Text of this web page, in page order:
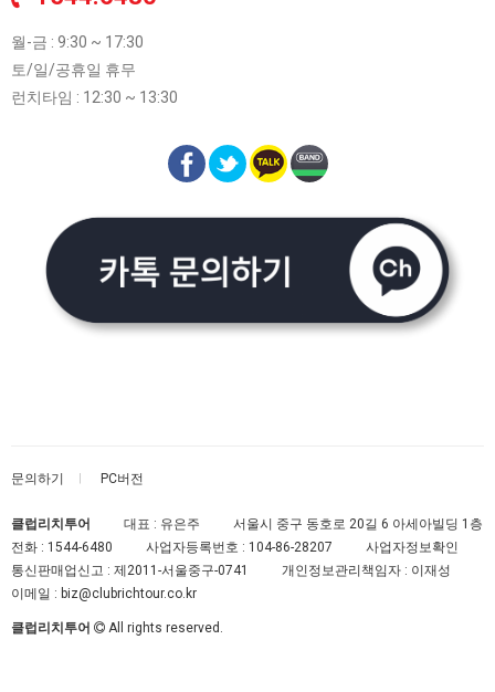
월-금 : 9:30 ~ 17:30
토/일/공휴일 휴무
런치타임 : 12:30 ~ 13:30
문의하기 PC버전
클럽리치투어 대표 : 유은주
서울시 중구 동호로 20길 6 아세아빌딩 1층
전화 : 1544-6480 사업자등록번호 : 104-86-28207
사업자정보확인
통신판매업신고 : 제2011-서울중구-0741
개인정보관리책임자 : 이재성
이메일 : biz@clubrichtour.co.kr
클럽리치투어 All rights reserved.